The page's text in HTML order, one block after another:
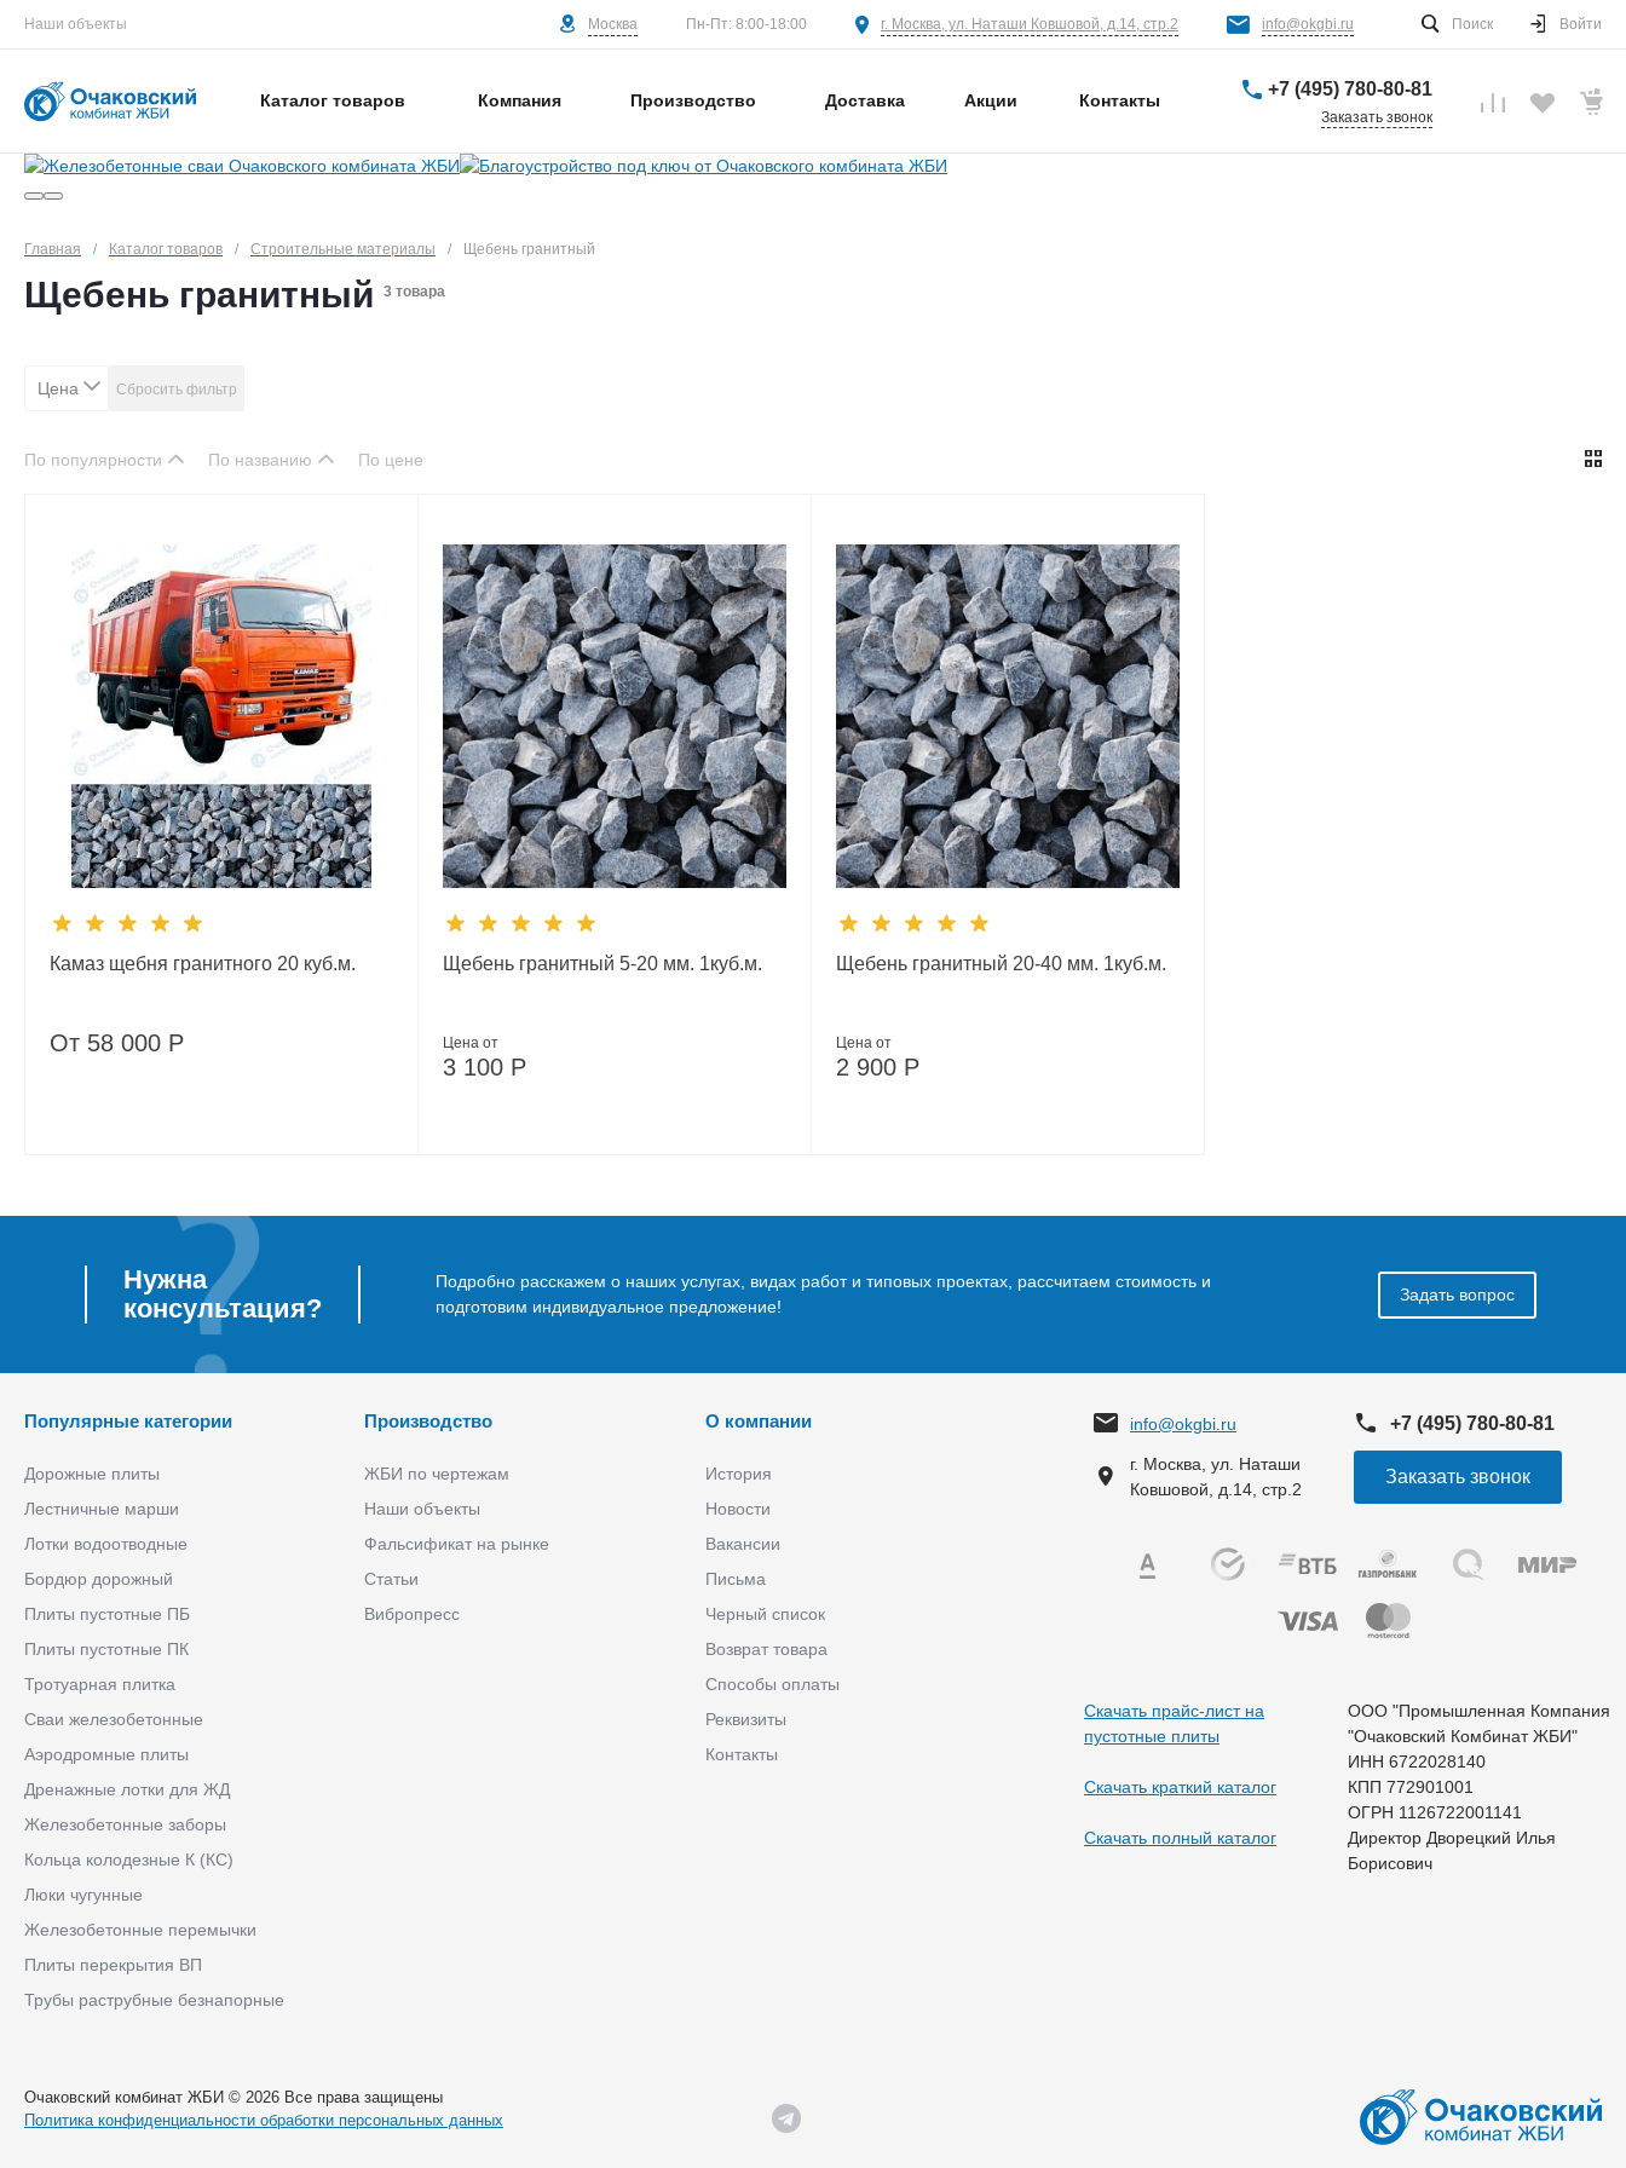
Наши объекты Москва Пн-Пт: 8:00-18:00 г. Москва, ул. Наташи Ковшовой, д.14, стр.2 info@okgbi.ru Поиск Войти
Каталог товаров Компания Производство Доставка Акции Контакты
+7 (495) 780-80-81
Заказать звонок
Главная / Каталог товаров / Строительные материалы / Щебень гранитный
Щебень гранитный 3 товара
Цена Сбросить фильтр
По популярности По названию По цене
Камаз щебня гранитного 20 куб.м.
От 58 000 Р
Щебень гранитный 5-20 мм. 1куб.м.
Цена от
3 100 Р
Щебень гранитный 20-40 мм. 1куб.м.
Цена от
2 900 Р
Нужна
консультация?
Подробно расскажем о наших услугах, видах работ и типовых проектах, рассчитаем стоимость и
подготовим индивидуальное предложение!
Задать вопрос
Популярные категории
Дорожные плиты
Лестничные марши
Лотки водоотводные
Бордюр дорожный
Плиты пустотные ПБ
Плиты пустотные ПК
Тротуарная плитка
Сваи железобетонные
Аэродромные плиты
Дренажные лотки для ЖД
Железобетонные заборы
Кольца колодезные К (КС)
Люки чугунные
Железобетонные перемычки
Плиты перекрытия ВП
Трубы раструбные безнапорные
Производство
ЖБИ по чертежам
Наши объекты
Фальсификат на рынке
Статьи
Вибропресс
О компании
История
Новости
Вакансии
Письма
Черный список
Возврат товара
Способы оплаты
Реквизиты
Контакты
info@okgbi.ru +7 (495) 780-80-81
г. Москва, ул. Наташи
Ковшовой, д.14, стр.2
Заказать звонок
Скачать прайс-лист на
пустотные плиты
Скачать краткий каталог
Скачать полный каталог
ООО "Промышленная Компания
"Очаковский Комбинат ЖБИ"
ИНН 6722028140
КПП 772901001
ОГРН 1126722001141
Директор Дворецкий Илья
Борисович
Очаковский комбинат ЖБИ © 2026 Все права защищены
Политика конфиденциальности обработки персональных данных